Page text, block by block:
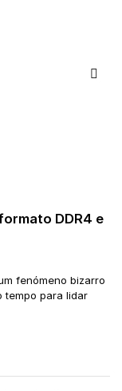
DDR4 e
fenómeno bizarro
tempo para lidar